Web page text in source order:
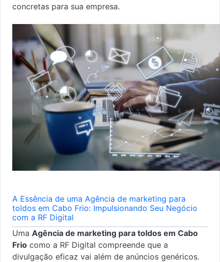
concretas para sua empresa.
A Essência de uma Agência de marketing para
toldos em Cabo Frio: Impulsionando Seu Negócio
com a RF Digital
Uma Agência de marketing para toldos em Cabo
Frio como a RF Digital compreende que a
divulgação eficaz vai além de anúncios genéricos.